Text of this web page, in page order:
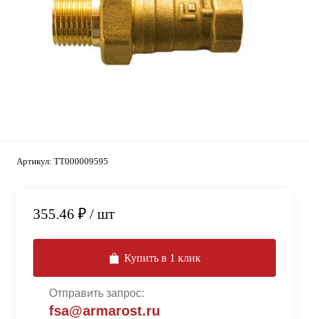
Артикул: ТТ000009595
355.46 ₽ / шт
Купить в 1 клик
Отправить запрос:
fsa@armarost.ru